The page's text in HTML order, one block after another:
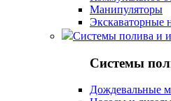
Манипуляторы
Экскаваторные
Системы полива и
Системы
Дождевальные